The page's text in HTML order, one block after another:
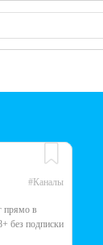
#Каналы
прямо в
без подписки